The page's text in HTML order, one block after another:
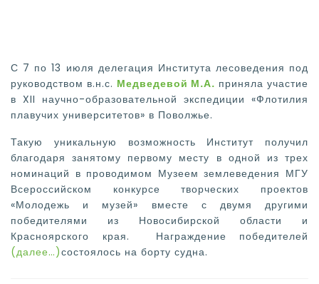
С 7 по 13 июля делегация Института лесоведения под
руководством в.н.с. Медведевой М.А. приняла участие
в XII научно-образовательной экспедиции «Флотилия
плавучих университетов» в Поволжье.
Такую уникальную возможность Институт получил
благодаря занятому первому месту в одной из трех
номинаций в проводимом Музеем землеведения МГУ
Всероссийском конкурсе творческих проектов
«Молодежь и музей» вместе с двумя другими
победителями из Новосибирской области и
Красноярского края. Награждение победителей
состоялось на борту судна.
(далее…)